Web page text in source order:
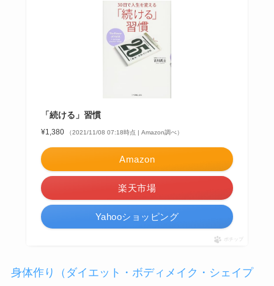
「続ける」習慣
¥1,380 （2021/11/08 07:18時点 | Amazon調べ）
Amazon
楽天市場
Yahooショッピング
ポチップ
身体作り（ダイエット・ボディメイク・シェイプ